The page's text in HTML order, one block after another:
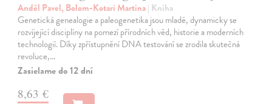
Anděl Pavel, Bolom-Kotari Martina| Kniha
Genetická genealogie a paleogenetika jsou mladé, dynamicky se
rozvíjející disciplíny na pomezí přírodních věd, historie a moderních
technologií. Díky zpřístupnění DNA testování se zrodila skutečná
revoluce,…
Zasielame do 12 dní
8,63 €